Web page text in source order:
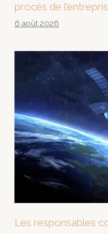
procès de
6 août 2026
Les responsables